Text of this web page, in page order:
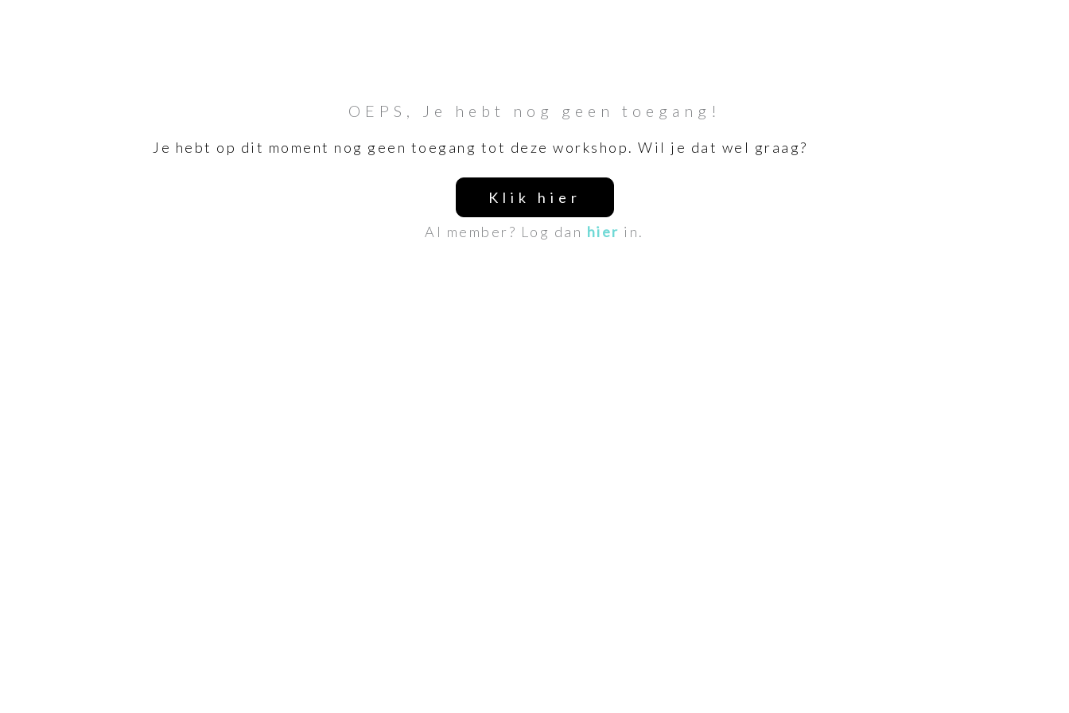
OEPS, Je hebt nog geen toegang!
Je hebt op dit moment nog geen toegang tot deze workshop. Wil je dat wel graag?
Klik hier
Al member? Log dan hier in.